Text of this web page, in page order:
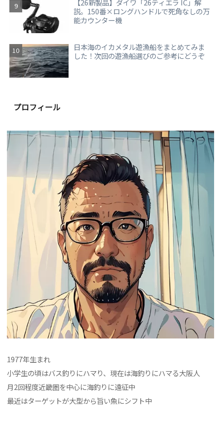
説。150番×ロングハンドルで死角なしの万
能カウンター機
日本海のイカメタル遊漁船をまとめてみま
した！次回の遊漁船選びのご参考にどうぞ
プロフィール
1977年生まれ
小学生の頃はバス釣りにハマり、現在は海釣りにハマる大阪人
月2回程度近畿圏を中心に海釣りに遠征中
最近はターゲットが大型から旨い魚にシフト中